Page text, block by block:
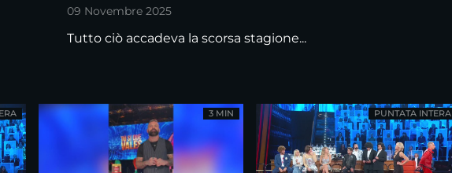
09 Novembre 2025
Tutto ciò accadeva la scorsa stagione...
3 MIN PUNTATA INTERA